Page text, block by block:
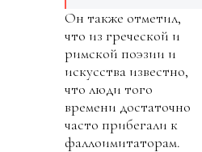
Он также отметил,
что из греческой и
римской поэзии и
искусства известно,
что люди того
времени достаточно
часто прибегали к
фаллоимитаторам.